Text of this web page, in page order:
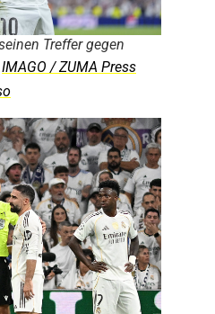
Treffer gegen
IMAGO / ZUMA Press